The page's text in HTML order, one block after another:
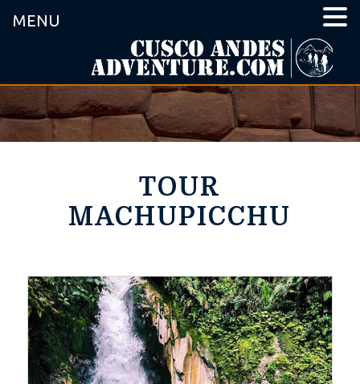
TOUR
MACHUPICCHU
MENU